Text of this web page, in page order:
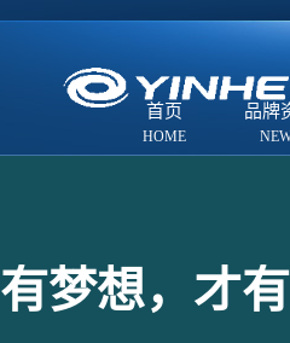
首页 品牌
有梦想，才